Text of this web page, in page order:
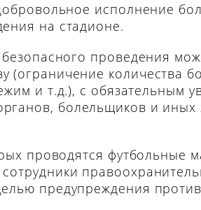
исполнение
на стадионе.
проведения
(ограничение количества
и т.д.), с
болельщиков и
проводятся футбольные
предупреждения